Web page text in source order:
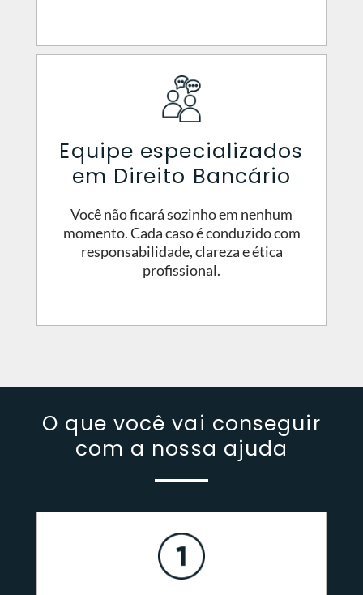
Equipe especializados
em Direito Bancário
Você não ficará sozinho em nenhum
momento. Cada caso é conduzido com
responsabilidade, clareza e ética
profissional.
O que você vai conseguir
com a nossa ajuda